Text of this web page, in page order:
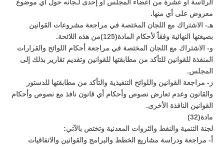
الرئاسة أو عشرة من أعضاء المجلس أو إحدى لـجانه حول أي موضوع
معروض على أي منها.
هـ- الاشتراك مع اللجان المختصة في مراجعة مشروعات القوانين
بصيغتها النهائية وفقاً لأحكام المادة(125)من هذه اللائحة.
و- الاشتراك مع اللجان المختصة في مراجعة أحكام اللوائح والقرارات
المنفذة للقوانين للتأكد من مطابقتها للقوانين وتقديم تقارير بذلك إلى
المجلس.
ز- مراجعة القوانين واللوائح التنفيذية والتأكد من مطابقتها للدستور
والقانون وعدم تعارض نصوص وأحكام أي قانون نافذ مع نصوص وأحكام
القوانين النافذة الأخرى.
مادة(32)
لجنة التنمية والنفط والثروات المعدنية وتختص بالآتي:
أ- مراجعة ودراسة مشاريع الخطط والبرامج والقوانين والاتفاقيات